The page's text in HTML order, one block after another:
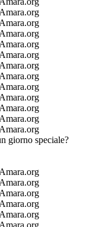
giorno speciale?